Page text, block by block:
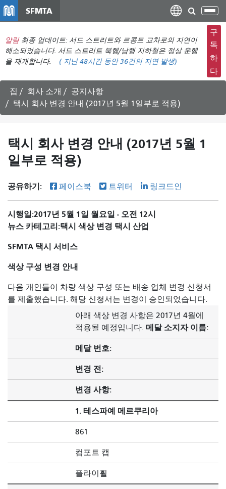
텐
츠
로
건
뛰
기
SFMTA
탐
색
메
뉴
전
환
알림 최종 업데이트: 서드 스트리트와 르콩트 교차로의 지연이
해소되었습니다. 서드 스트리트 북행/남행 지하철은 정상 운행
을 재개합니다.
( 지난 48시간 동안36건의 지연 발생)
구
독
하
다
집 회사 소개
공지사항
택시 회사 변경 안내 (2017년 5월 1일부로 적용)
택시 회사 변경 안내 (2017년 5월 1
일부로 적용)
공유하기: 페이스북 트위터 링크드인
시행일 2017년 5월 1일 월요일 - 오전 12시
뉴스 카테고리 택시 색상 변경 택시 산업
SFMTA 택시 서비스
색상 구성 변경 안내
다음 개인들이 차량 색상 구성 또는 배송 업체 변경 신청서
를 제출했습니다. 해당 신청서는 변경이 승인되었습니다.
아래 색상 변경 사항은 2017년 4월에
적용될 예정입니다. 메달 소지자 이름:
메달 번호:
변경 전:
변경 사항:
1. 테스파예 메르쿠리아
861
컴포트 캡
플라이휠